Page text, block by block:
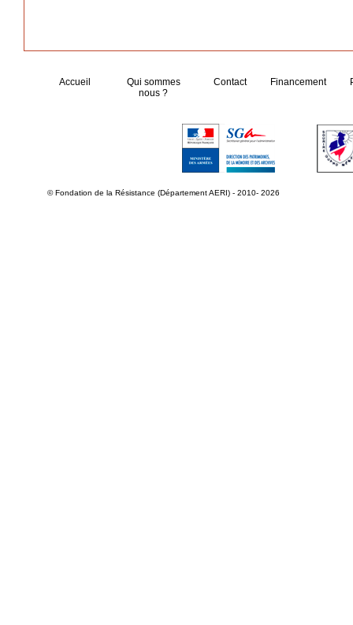
Accueil
Qui sommes
nous ?
Contact Financement
© Fondation de la Résistance (Département AERI) - 2010- 2026